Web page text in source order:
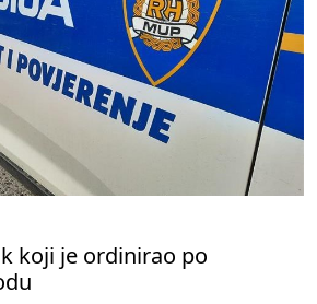
koji je ordinirao po